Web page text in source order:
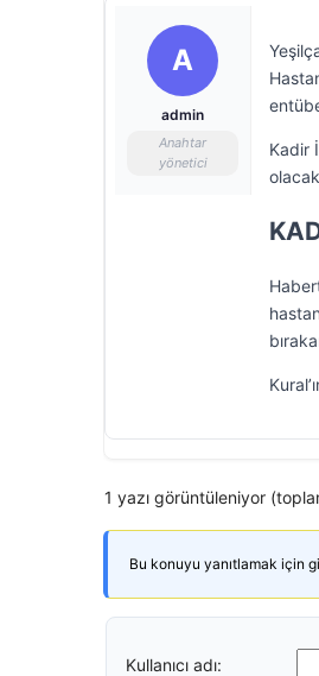
A
admin
Anahtar
yönetici
Kadir
1 yazı görüntüleniyor
Bu konuyu yanıtlamak için
Kullanıcı adı: